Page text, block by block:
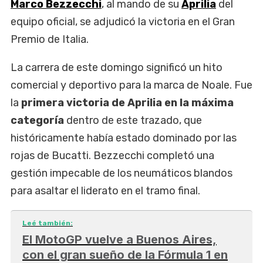
Marco Bezzecchi, al mando de su Aprilia del
equipo oficial, se adjudicó la victoria en el Gran
Premio de Italia.
La carrera de este domingo significó un hito
comercial y deportivo para la marca de Noale. Fue
la primera victoria de Aprilia en la máxima
categoría dentro de este trazado, que
históricamente había estado dominado por las
rojas de Bucatti. Bezzecchi completó una
gestión impecable de los neumáticos blandos
para asaltar el liderato en el tramo final.
Leé también:
El MotoGP vuelve a Buenos Aires,
con el gran sueño de la Fórmula 1 en